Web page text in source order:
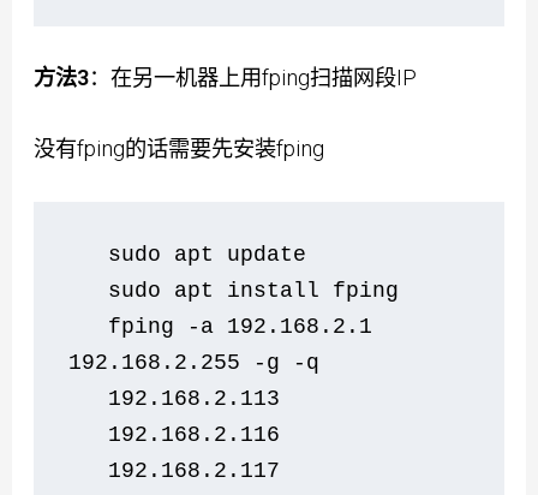
方法3：在另一机器上用fping扫描网段IP
没有fping的话需要先安装fping
sudo apt update
sudo apt install fping
192.168.2.255 -g -q
192.168.2.113
192.168.2.116
192.168.2.117